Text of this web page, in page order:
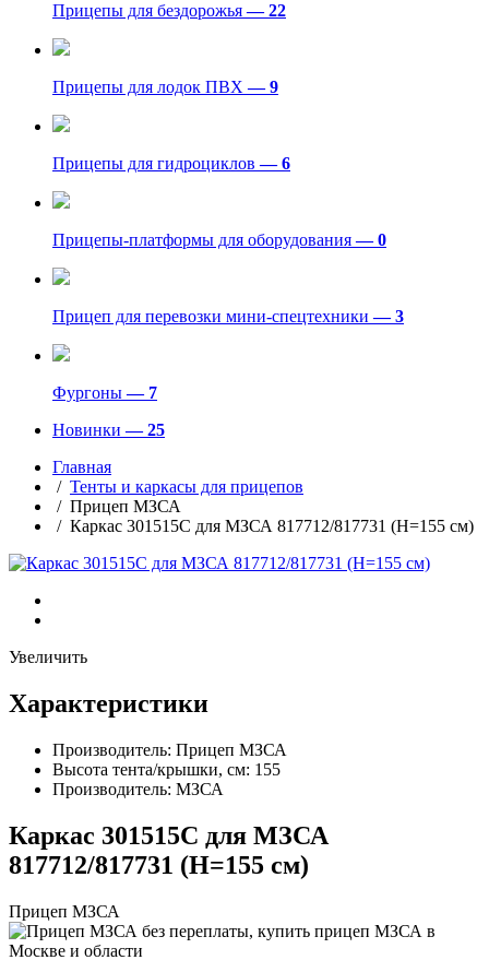
Прицепы для бездорожья— 22
Прицепы для лодок ПВХ— 9
Прицепы для гидроциклов— 6
Прицепы-платформы для оборудования— 0
Прицеп для перевозки мини-спецтехники— 3
Фургоны— 7
Новинки— 25
Главная
/ Тенты и каркасы для прицепов
/ Прицеп МЗСА
/ Каркас 301515С для МЗСА 817712/817731 (H=155 см)
Увеличить
Характеристики
Производитель: Прицеп МЗСА
Высота тента/крышки, см: 155
Производитель: МЗСА
Каркас 301515С для МЗСА
817712/817731 (H=155 см)
Прицеп МЗСА